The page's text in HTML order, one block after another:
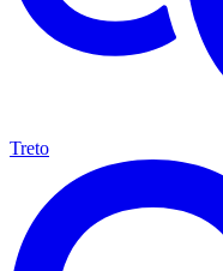
Treto